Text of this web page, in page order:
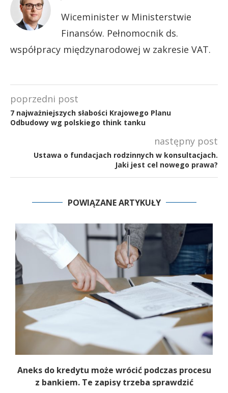
Wiceminister w Ministerstwie
Finansów. Pełnomocnik ds.
współpracy międzynarodowej w zakresie VAT.
poprzedni post
7 najważniejszych słabości Krajowego Planu
Odbudowy wg polskiego think tanku
następny post
Ustawa o fundacjach rodzinnych w konsultacjach.
Jaki jest cel nowego prawa?
POWIĄZANE ARTYKUŁY
Aneks do kredytu może wrócić podczas procesu
z bankiem. Te zapisy trzeba sprawdzić